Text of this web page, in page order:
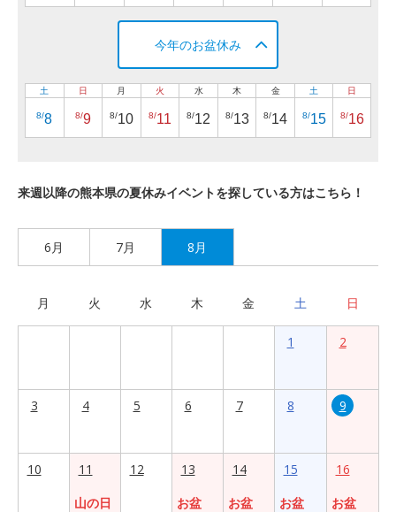
今年のお盆休み
土
8/8
日
8/9
月
8/10
火
8/11
水
8/12
木
8/13
金
8/14
土
8/15
日
8/16
来週以降の熊本県の夏休みイベントを探している方はこちら！
6月 7月 8月
月 火 水 木 金 土 日
1 2
3 4 5 6 7 8 9
10
11
山の日
12
13
お盆
14
お盆
15
お盆
16
お盆